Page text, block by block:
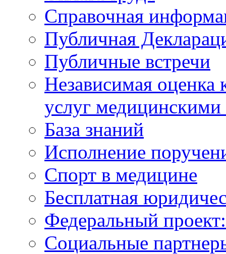
Справочная
Публичная
Публичные встречи
Независимая оценка
услуг
База знаний
Исполнение
Спорт в медицине
Бесплатная
Федеральный
Социальные